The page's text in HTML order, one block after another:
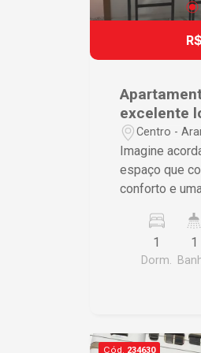
excelente
Centro -
Imagine
espaço que
conforto e
proporcionar
prática e
Apartamento
todas as
1
Dorm.
1
Cód. 234630